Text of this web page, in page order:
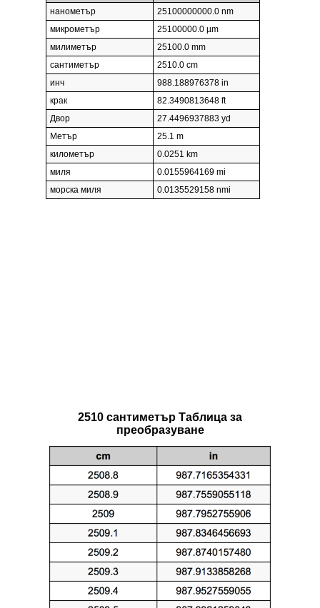
нанометър
25100000000.0 nm
микрометър
25100000.0 µm
милиметър
25100.0 mm
сантиметър
2510.0 cm
инч
988.188976378 in
крак
82.3490813648 ft
Двор
27.4496937883 yd
Метър
25.1 m
километър
0.0251 km
миля
0.0155964169 mi
морска миля
0.0135529158 nmi
2510 сантиметър Таблица за
преобразуване